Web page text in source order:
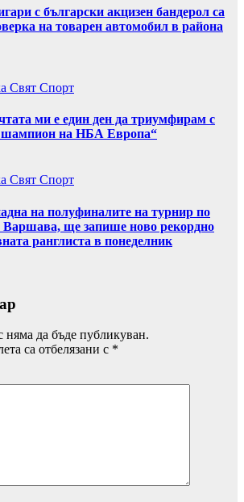
с български акцизен бандерол са
на товарен автомобил в района
Свят Спорт
ми е един ден да триумфирам с
на НБА Европа“
Свят Спорт
на полуфиналите на турнир по
ще запише ново рекордно
ранглиста в понеделник
да бъде публикуван.
са отбелязани с *